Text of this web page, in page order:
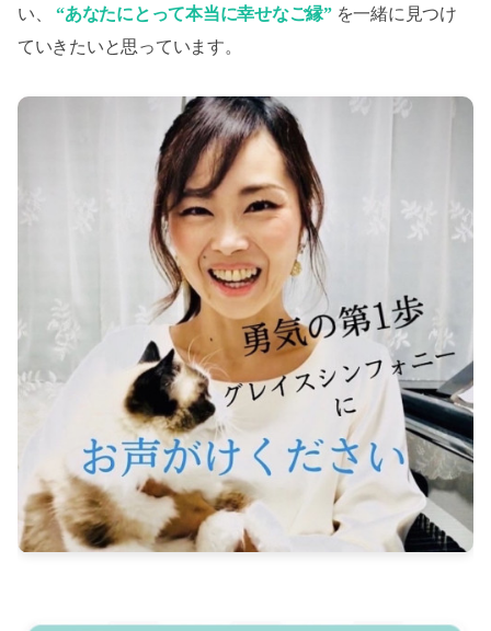
い、“あなたにとって本当に幸せなご縁”を一緒に見つけ
ていきたいと思っています。